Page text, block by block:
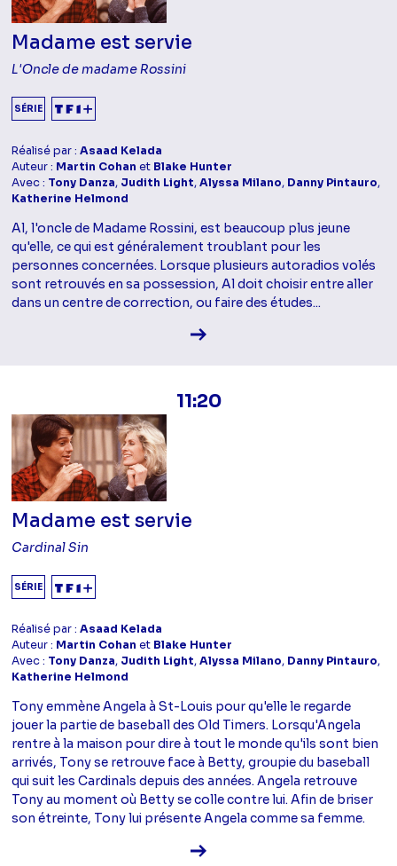
Madame est servie
L'Oncle de madame Rossini
SÉRIE
Réalisé par :Asaad Kelada
Auteur : Martin Cohan et Blake Hunter
Avec : Tony Danza, Judith Light,Alyssa Milano, Danny Pintauro,
Katherine Helmond
Al, l'oncle de Madame Rossini, est beaucoup plus jeune
qu'elle, ce qui est généralement troublant pour les
personnes concernées. Lorsque plusieurs autoradios volés
sont retrouvés en sa possession, Al doit choisir entre aller
dans un centre de correction, ou faire des études...
Voir la fiche diffusion
11:20
Madame est servie
Cardinal Sin
SÉRIE
Réalisé par :Asaad Kelada
Auteur : Martin Cohan et Blake Hunter
Avec : Tony Danza, Judith Light,Alyssa Milano, Danny Pintauro,
Katherine Helmond
Tony emmène Angela à St-Louis pour qu'elle le regarde
jouer la partie de baseball des Old Timers. Lorsqu'Angela
rentre à la maison pour dire à tout le monde qu'ils sont bien
arrivés, Tony se retrouve face à Betty, groupie du baseball
qui suit les Cardinals depuis des années. Angela retrouve
Tony au moment où Betty se colle contre lui. Afin de briser
son étreinte, Tony lui présente Angela comme sa femme.
Voir la fiche diffusion